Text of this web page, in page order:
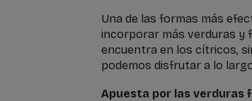
Una de las formas más
incorporar más verduras y
encuentra en los cítricos,
podemos disfrutar a lo
Apuesta por las verduras